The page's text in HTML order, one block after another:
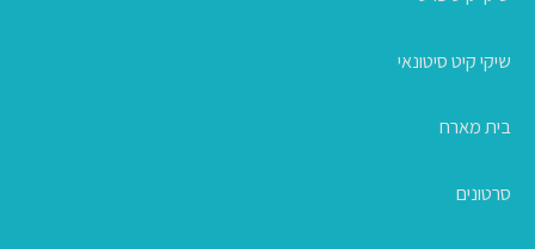
שיקי קיט סיטונאי
בית מארח
סרטונים